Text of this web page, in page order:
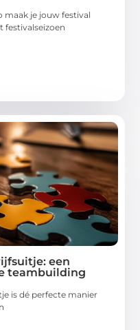
maak je jouw festival
festivalseizoen
een
teambuilding
is dé perfecte manier